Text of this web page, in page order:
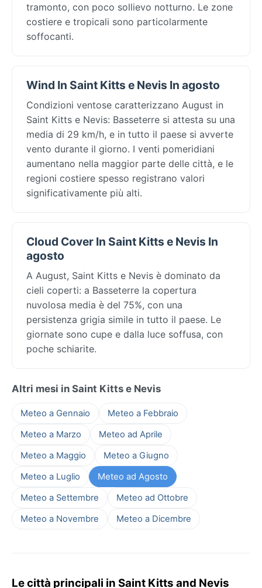
tramonto, con poco sollievo notturno. Le zone
costiere e tropicali sono particolarmente
soffocanti.
Wind In Saint Kitts e Nevis In agosto
Condizioni ventose caratterizzano August in
Saint Kitts e Nevis: Basseterre si attesta su una
media di 29 km/h, e in tutto il paese si avverte
vento durante il giorno. I venti pomeridiani
aumentano nella maggior parte delle città, e le
regioni costiere spesso registrano valori
significativamente più alti.
Cloud Cover In Saint Kitts e Nevis In
agosto
A August, Saint Kitts e Nevis è dominato da
cieli coperti: a Basseterre la copertura
nuvolosa media è del 75%, con una
persistenza grigia simile in tutto il paese. Le
giornate sono cupe e dalla luce soffusa, con
poche schiarite.
Altri mesi in Saint Kitts e Nevis
Meteo a Gennaio
Meteo a Febbraio
Meteo a Marzo
Meteo ad Aprile
Meteo a Maggio
Meteo a Giugno
Meteo a Luglio
Meteo ad Agosto
Meteo a Settembre
Meteo ad Ottobre
Meteo a Novembre
Meteo a Dicembre
Le città principali in Saint Kitts and Nevis